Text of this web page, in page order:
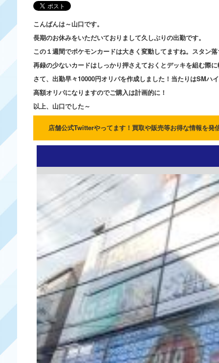
こんばんは～山口です。
長期のお休みをいただいておりまして久しぶりの出勤です。
この１週間でポケモンカードは大きく変動してますね。スタン
再録の少ないカードはしっかり押さえておくとデッキを組む際
さて、出勤早々10000円オリパを作成しました！当たりはSMハ
高額オリパになりますのでご購入は計画的に！
以上、山口でした～
店舗公式Twitterやってます！買取や販売等お得な情報を